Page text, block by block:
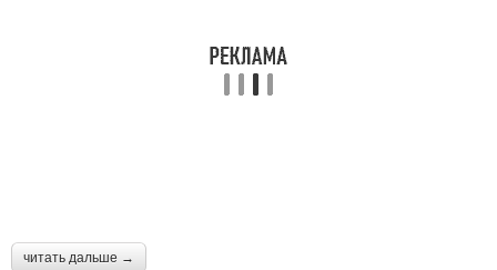
читать дальше →